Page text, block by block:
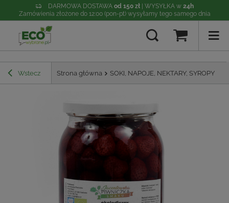
DARMOWA DOSTAWA od 150 zł | WYSYŁKA w 24h
Zamówienia złożone do 12:00 (pon-pt) wysyłamy tego samego dnia
Wstecz Strona główna SOKI, NAPOJE, NEKTARY, SYROPY